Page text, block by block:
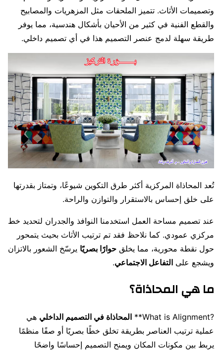
وتصميمات الأثاث. تتميز الملحقات مثل المزهريات والمصابيح
والقطع الفنية في كثير من الأحيان بأشكال هندسية، مما يوفر
طريقة سهلة لدمج عنصر التصميم هذا في أي تصميم داخلي.
تُعد المحاذاة المركزية أكثر طرق التكوين شيوعًا، وتمتاز بقدرتها
على خلق إحساس بالاستقرار والتوازن والراحة.
عند تصميم مساحة العمل استخدمنا النوافذ والجدران لتحديد خط
مركزي عمودي. كما نلاحظ فقد تم ترتيب الأثاث بحيث يتمحور
حول نقطة محورية، مما يخلق حوارًا بصريًا يرسّخ الشعور بالاتزان
ويشجع على التفاعل الاجتماعي.
ما هي المحاذاة؟
?What is Alignment** المحاذاة في التصميم الداخلي هي
عملية ترتيب العناصر بطريقة تخلق خطًا بصريًا أو صفًا منظمًا
يربط بين مكونات المكان ويمنح التصميم إحساسًا واضحًا